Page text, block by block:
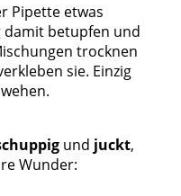
Pipette etwas
damit betupfen und
trocknen
sie. Einzig
und juckt,
Wunder: